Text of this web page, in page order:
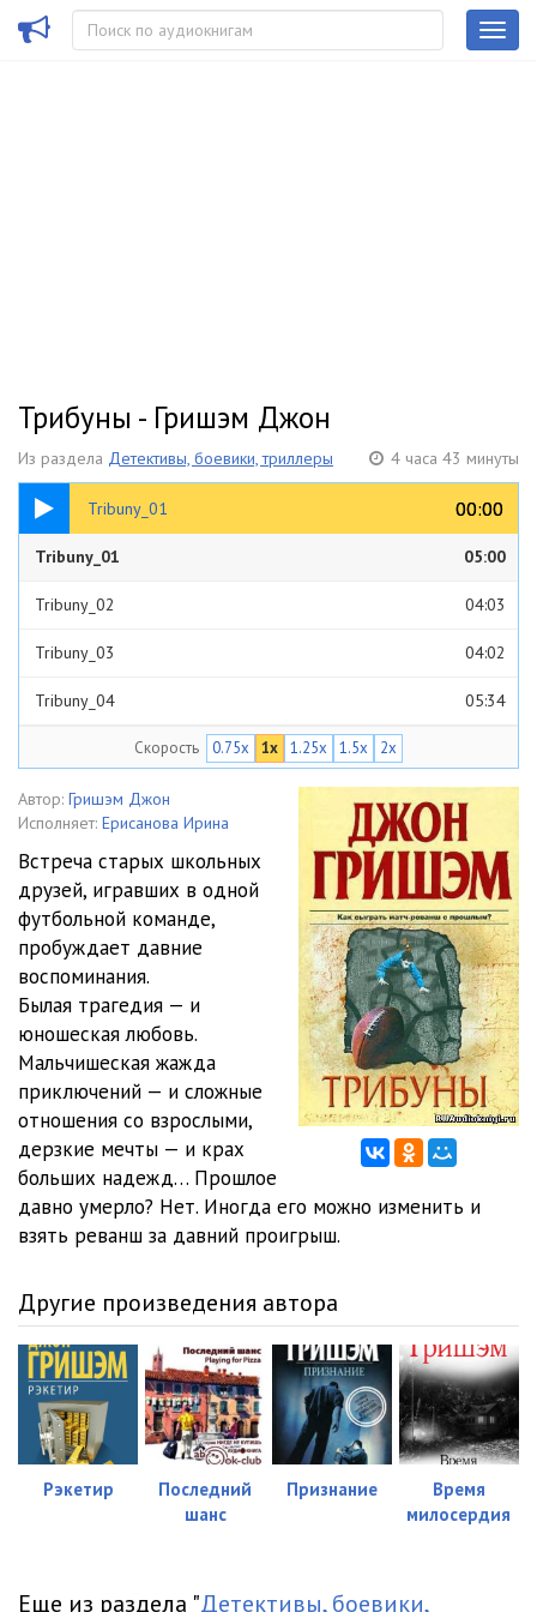
Трибуны - Гришэм Джон
Из раздела Детективы, боевики, триллеры 4 часа 43 минуты
Tribuny_01 00:00
00:00
05:00
Tribuny_01 05:00
Tribuny_02 04:03
Tribuny_03 04:02
Tribuny_04 05:34
Tribuny_06
04:10
Tribuny_08 04:04
Tribuny_09 04:05
Tribuny_10 04:14
Tribuny_11 04:02
Tribuny_12 04:02
Tribuny_13 04:33
Tribuny_14
Tribuny_15
Tribuny_17 04:03
Tribuny_18 04:15
Tribuny_19 04:04
Tribuny_20 04:14
04:11
Скорость 0.75x 1x 1.25x 1.5x 2x
Автор: Гришэм Джон
Исполняет: Ерисанова Ирина
Встреча старых школьных
друзей, игравших в одной
футбольной команде,
пробуждает давние
воспоминания.
Былая трагедия — и
юношеская любовь.
Мальчишеская жажда
приключений — и сложные
отношения со взрослыми,
дерзкие мечты — и крах
больших надежд… Прошлое
давно умерло? Нет. Иногда его можно изменить и
взять реванш за давний проигрыш.
Другие произведения автора
Рэкетир
Последний
шанс
Признание
Время
милосердия
Еще из раздела "Детективы, боевики,